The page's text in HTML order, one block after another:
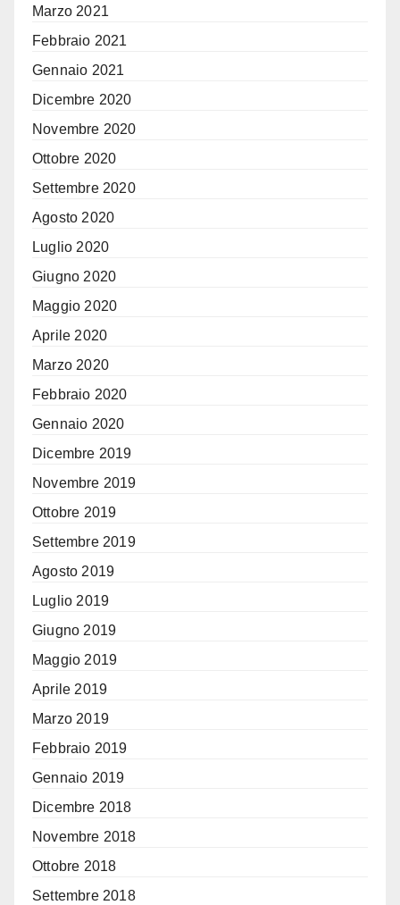
Marzo 2021
Febbraio 2021
Gennaio 2021
Dicembre 2020
Novembre 2020
Ottobre 2020
Settembre 2020
Agosto 2020
Luglio 2020
Giugno 2020
Maggio 2020
Aprile 2020
Marzo 2020
Febbraio 2020
Gennaio 2020
Dicembre 2019
Novembre 2019
Ottobre 2019
Settembre 2019
Agosto 2019
Luglio 2019
Giugno 2019
Maggio 2019
Aprile 2019
Marzo 2019
Febbraio 2019
Gennaio 2019
Dicembre 2018
Novembre 2018
Ottobre 2018
Settembre 2018